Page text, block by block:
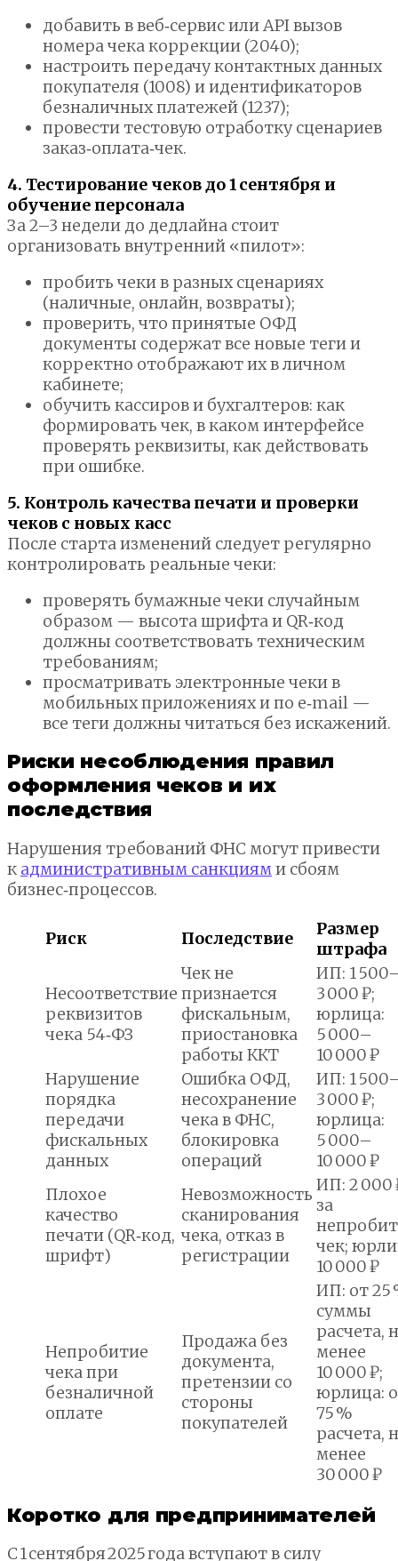
добавить в веб‑сервис или API вызов
номера чека коррекции (2040);
настроить передачу контактных данных
покупателя (1008) и идентификаторов
безналичных платежей (1237);
провести тестовую отработку сценариев
заказ‑оплата‑чек.
4. Тестирование чеков до 1 сентября и
обучение персонала
За 2–3 недели до дедлайна стоит
организовать внутренний «пилот»:
пробить чеки в разных сценариях
(наличные, онлайн, возвраты);
проверить, что принятые ОФД
документы содержат все новые теги и
корректно отображают их в личном
кабинете;
обучить кассиров и бухгалтеров: как
формировать чек, в каком интерфейсе
проверять реквизиты, как действовать
при ошибке.
5. Контроль качества печати и проверки
чеков с новых касс
После старта изменений следует регулярно
контролировать реальные чеки:
проверять бумажные чеки случайным
образом — высота шрифта и QR‑код
должны соответствовать техническим
требованиям;
просматривать электронные чеки в
мобильных приложениях и по e‑mail —
все теги должны читаться без искажений.
Риски несоблюдения правил
оформления чеков и их
последствия
Нарушения требований ФНС могут привести
к административным санкциям и сбоям
бизнес‑процессов.
Риск Последствие
Размер
штрафа
Несоответствие
реквизитов
чека 54‑ФЗ
Чек не
признается
фискальным,
приостановка
работы ККТ
ИП: 1
3 000 ₽;
юрлица:
5 000–
10 000 ₽
Нарушение
порядка
передачи
фискальных
данных
Ошибка ОФД,
несохранение
чека в ФНС,
блокировка
операций
ИП: 1
3 000 ₽;
юрлица:
5 000–
10 000 ₽
Плохое
качество
печати (QR‑код,
шрифт)
Невозможность
сканирования
чека, отказ в
регистрации
ИП: 2 000
за
чек;
10 000 ₽
Непробитие
чека при
безналичной
оплате
Продажа без
документа,
претензии со
стороны
покупателей
ИП: от 25
суммы
расчета,
менее
10 000 ₽;
юрлица:
75 %
расчета,
менее
30 000 ₽
Коротко для предпринимателей
С 1 сентября 2025 года вступают в силу